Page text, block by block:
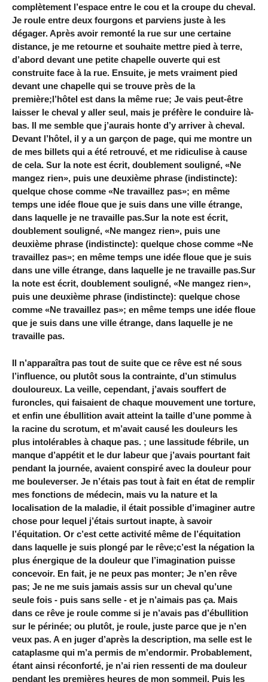
complètement l’espace entre le cou et la croupe du cheval.
Je roule entre deux fourgons et parviens juste à les
dégager. Après avoir remonté la rue sur une certaine
distance, je me retourne et souhaite mettre pied à terre,
d’abord devant une petite chapelle ouverte qui est
construite face à la rue. Ensuite, je mets vraiment pied
devant une chapelle qui se trouve près de la
première;l’hôtel est dans la même rue; Je vais peut-être
laisser le cheval y aller seul, mais je préfère le conduire là-
bas. Il me semble que j’aurais honte d’y arriver à cheval.
Devant l’hôtel, il y a un garçon de page, qui me montre un
de mes billets qui a été retrouvé, et me ridiculise à cause
de cela. Sur la note est écrit, doublement souligné, «Ne
mangez rien», puis une deuxième phrase (indistincte):
quelque chose comme «Ne travaillez pas»; en même
temps une idée floue que je suis dans une ville étrange,
dans laquelle je ne travaille pas.Sur la note est écrit,
doublement souligné, «Ne mangez rien», puis une
deuxième phrase (indistincte): quelque chose comme «Ne
travaillez pas»; en même temps une idée floue que je suis
dans une ville étrange, dans laquelle je ne travaille pas.Sur
la note est écrit, doublement souligné, «Ne mangez rien»,
puis une deuxième phrase (indistincte): quelque chose
comme «Ne travaillez pas»; en même temps une idée floue
que je suis dans une ville étrange, dans laquelle je ne
travaille pas.
Il n’apparaîtra pas tout de suite que ce rêve est né sous
l’influence, ou plutôt sous la contrainte, d’un stimulus
douloureux. La veille, cependant, j’avais souffert de
furoncles, qui faisaient de chaque mouvement une torture,
et enfin une ébullition avait atteint la taille d’une pomme à
la racine du scrotum, et m’avait causé les douleurs les
plus intolérables à chaque pas. ; une lassitude fébrile, un
manque d’appétit et le dur labeur que j’avais pourtant fait
pendant la journée, avaient conspiré avec la douleur pour
me bouleverser. Je n’étais pas tout à fait en état de remplir
mes fonctions de médecin, mais vu la nature et la
localisation de la maladie, il était possible d’imaginer autre
chose pour lequel j’étais surtout inapte, à savoir
l’équitation. Or c’est cette activité même de l’équitation
dans laquelle je suis plongé par le rêve;c’est la négation la
plus énergique de la douleur que l’imagination puisse
concevoir. En fait, je ne peux pas monter; Je n’en rêve
pas; Je ne me suis jamais assis sur un cheval qu’une
seule fois - puis sans selle - et je n’aimais pas ça. Mais
dans ce rêve je roule comme si je n’avais pas d’ébullition
sur le périnée; ou plutôt, je roule, juste parce que je n’en
veux pas. A en juger d’après la description, ma selle est le
cataplasme qui m’a permis de m’endormir. Probablement,
étant ainsi réconforté, je n’ai rien ressenti de ma douleur
pendant les premières heures de mon sommeil. Puis les